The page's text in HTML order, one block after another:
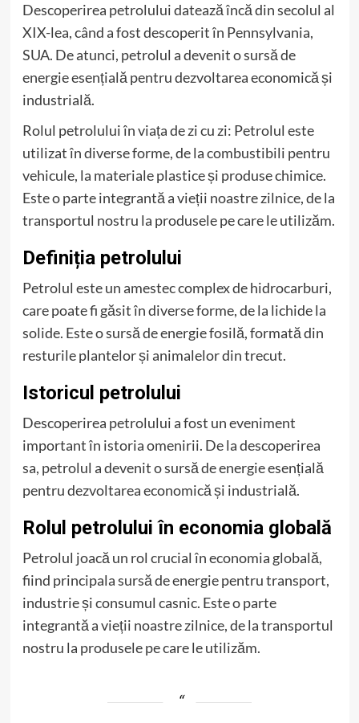
Descoperirea petrolului datează încă din secolul al
XIX-lea, când a fost descoperit în Pennsylvania,
SUA. De atunci, petrolul a devenit o sursă de
energie esențială pentru dezvoltarea economică și
industrială.
Rolul petrolului în viața de zi cu zi: Petrolul este
utilizat în diverse forme, de la combustibili pentru
vehicule, la materiale plastice și produse chimice.
Este o parte integrantă a vieții noastre zilnice, de la
transportul nostru la produsele pe care le utilizăm.
Definiția petrolului
Petrolul este un amestec complex de hidrocarburi,
care poate fi găsit în diverse forme, de la lichide la
solide. Este o sursă de energie fosilă, formată din
resturile plantelor și animalelor din trecut.
Istoricul petrolului
Descoperirea petrolului a fost un eveniment
important în istoria omenirii. De la descoperirea
sa, petrolul a devenit o sursă de energie esențială
pentru dezvoltarea economică și industrială.
Rolul petrolului în economia globală
Petrolul joacă un rol crucial în economia globală,
fiind principala sursă de energie pentru transport,
industrie și consumul casnic. Este o parte
integrantă a vieții noastre zilnice, de la transportul
nostru la produsele pe care le utilizăm.